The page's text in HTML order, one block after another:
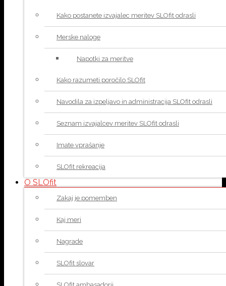
Kako postanete izvajalec meritev SLOfit odrasli
Merske naloge
Napotki za meritve
Kako razumeti poročilo SLOfit
Navodila za izpeljavo in administracija SLOfit odrasli
Seznam izvajalcev meritev SLOfit odrasli
Imate vprašanje
SLOfit rekreacija
O SLOfit
Zakaj je pomemben
Kaj meri
Nagrade
SLOfit slovar